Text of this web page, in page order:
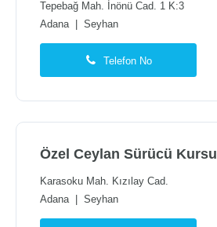
Tepebağ Mah. İnönü Cad. 1 K:3
Adana| Seyhan
Telefon No
Özel Ceylan Sürücü Kursu
Karasoku Mah. Kızılay Cad.
Adana| Seyhan